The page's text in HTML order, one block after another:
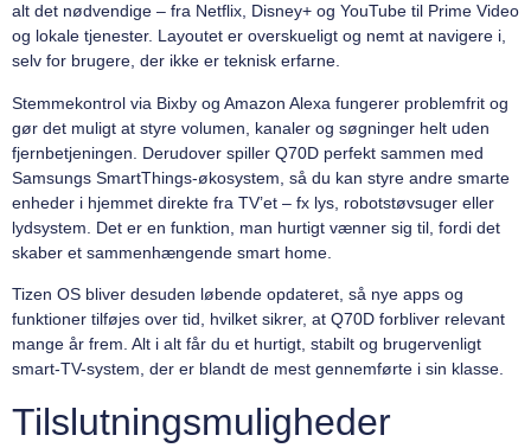
alt det nødvendige – fra Netflix, Disney+ og YouTube til Prime Video
og lokale tjenester. Layoutet er overskueligt og nemt at navigere i,
selv for brugere, der ikke er teknisk erfarne.
Stemmekontrol via Bixby og Amazon Alexa fungerer problemfrit og
gør det muligt at styre volumen, kanaler og søgninger helt uden
fjernbetjeningen. Derudover spiller Q70D perfekt sammen med
Samsungs SmartThings-økosystem, så du kan styre andre smarte
enheder i hjemmet direkte fra TV’et – fx lys, robotstøvsuger eller
lydsystem. Det er en funktion, man hurtigt vænner sig til, fordi det
skaber et sammenhængende smart home.
Tizen OS bliver desuden løbende opdateret, så nye apps og
funktioner tilføjes over tid, hvilket sikrer, at Q70D forbliver relevant
mange år frem. Alt i alt får du et hurtigt, stabilt og brugervenligt
smart-TV-system, der er blandt de mest gennemførte i sin klasse.
Tilslutningsmuligheder